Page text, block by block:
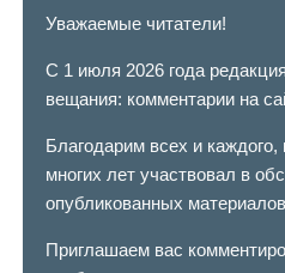
Уважаемые читатели!
С 1 июля 2026 года
вещания: комментарии на
Благодарим всех и каждого,
многих лет участвовал в
опубликованных
Приглашаем вас